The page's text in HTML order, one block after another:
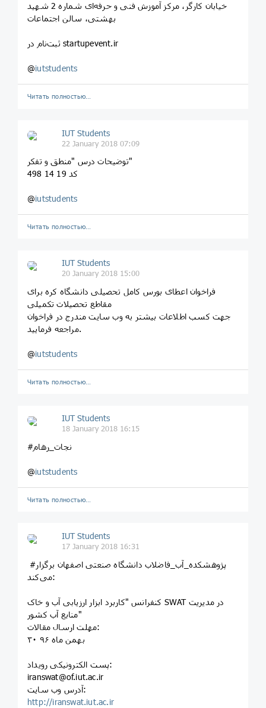
خیابان کارگر، مرکز آموزش فنی و حرفه‌ای شماره 2 شهید
بهشتی، سالن اجتماعات
ثبت‌نام در startupevent.ir
@iutstudents
Читать полностью…
IUT Students
22 January 2018 07:09
توضیحات درس "منطق و تفکر"
کد 19 14 498
@iutstudents
Читать полностью…
IUT Students
20 January 2018 15:00
فراخوان اعطای بورس کامل تحصیلی دانشگاه کره برای
مقاطع تحصیلات تکمیلی
جهت کسب اطلاعات بیشتر به وب سایت مندرج در فراخوان
مراجعه فرمایید.
@iutstudents
Читать полностью…
IUT Students
18 January 2018 16:15
#نجات_رهام
@iutstudents
Читать полностью…
IUT Students
17 January 2018 16:31
‍ #پژوهشکده_آب_فاضلاب دانشگاه صنعتی اصفهان برگزار
می‌کند:
کنفرانس "کاربرد ابزار ارزیابی آب و خاک SWAT در مدیریت
منابع آب کشور"
مهلت ارسال مقالات:
۳۰ بهمن ماه ۹۶
پست الکترونیکی رویداد:
iranswat@of.iut.ac.ir
آدرس وب سایت:
http://iranswat.iut.ac.ir